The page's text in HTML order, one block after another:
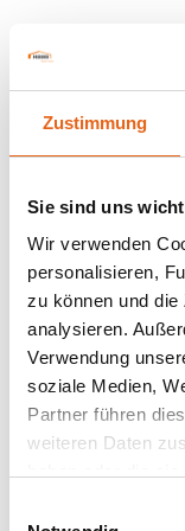
Zustimmung
Sie sind uns
Wir verwenden
personalisieren,
zu können und
analysieren.
Verwendung
soziale Medien,
Partner führen
weiteren Daten